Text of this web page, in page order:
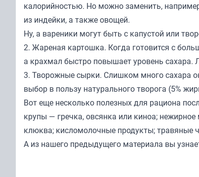
калорийностью. Но можно заменить,
из индейки, а также овощей.
Ну, а вареники могут быть с капустой или
2. Жареная картошка. Когда готовится с
а крахмал быстро повышает уровень сахара.
3. Творожные сырки. Слишком много сахара
выбор в пользу натурального творога (5%
Вот еще несколько полезных для рациона
крупы — гречка, овсянка или киноа;
клюква; кисломолочные продукты; травяные
А из нашего предыдущего материала вы